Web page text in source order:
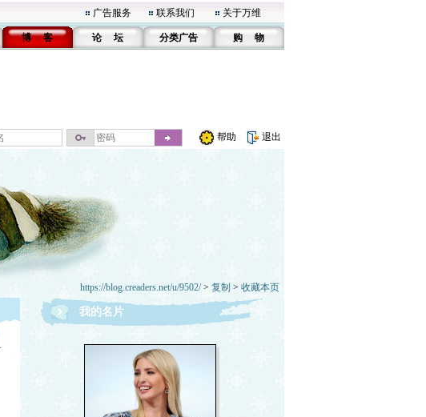
广告服务 联系我们 关于万维
博 客 论 坛 分类广告 购 物
帮助 退出
https://blog.creaders.net/u/9502/> 复制 > 收藏本页
我的名片